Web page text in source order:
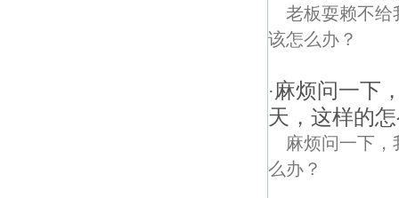
老板耍赖不给
该怎么办？
·麻烦问一下
天，这样的
麻烦问一下，
么办？